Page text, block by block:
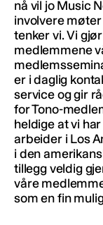
nå vil jo Music
involvere
tenker vi. Vi
medlemmene
er i daglig
service og gir
for Tono-
heldige at vi
arbeider i Los
i den
tillegg veldig
våre
som en fin